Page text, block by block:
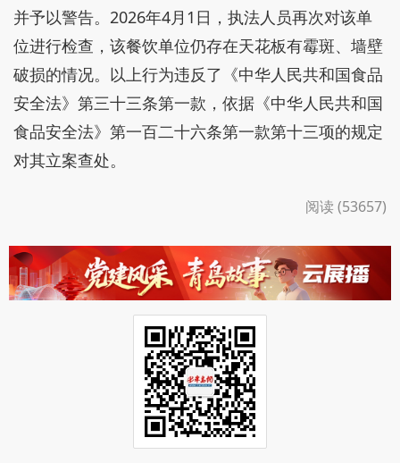
并予以警告。2026年4月1日，执法人员再次对该单
位进行检查，该餐饮单位仍存在天花板有霉斑、墙壁
破损的情况。以上行为违反了《中华人民共和国食品
安全法》第三十三条第一款，依据《中华人民共和国
食品安全法》第一百二十六条第一款第十三项的规定
对其立案查处。
阅读 (53657)